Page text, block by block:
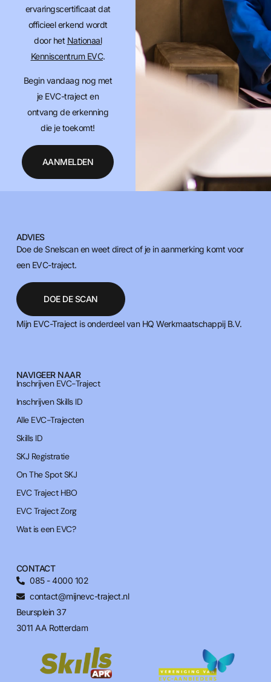
ervaringscertificaat dat
officieel erkend wordt
door het Nationaal
Kenniscentrum EVC.
Begin vandaag nog met
je EVC-traject en
ontvang de erkenning
die je toekomt!
AANMELDEN
CONTACT
085 - 4000 102
contact@mijnevc-traject.nl
Beursplein 37
3011 AA Rotterdam
NAVIGEER NAAR
Inschrijven EVC-Traject
Inschrijven Skills ID
Alle EVC-Trajecten
Skills ID
SKJ Registratie
On The Spot SKJ
EVC Traject HBO
EVC Traject Zorg
Wat is een EVC?
ADVIES
Doe de Snelscan en weet direct of je in aanmerking komt voor
een EVC-traject.
DOE DE SCAN
Mijn EVC-Traject is onderdeel van HQ Werkmaatschappij B.V.